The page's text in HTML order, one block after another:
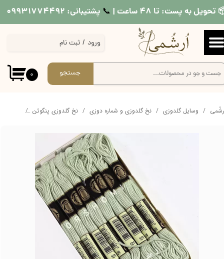
تحویل به پست: تا ۴۸ ساعت | 📞​​​​​​​ پشتیبانی: ۰۹۹۳۱۷۷۴۴۹۲
۰ جستجو
ورود / ثبت نام
حساب کاربری من
تغییر گذر واژه
سفارشات
وسایل گلدوزی نخ گلدوزی و شماره دوزی نخ گلدوزی پنگوئن